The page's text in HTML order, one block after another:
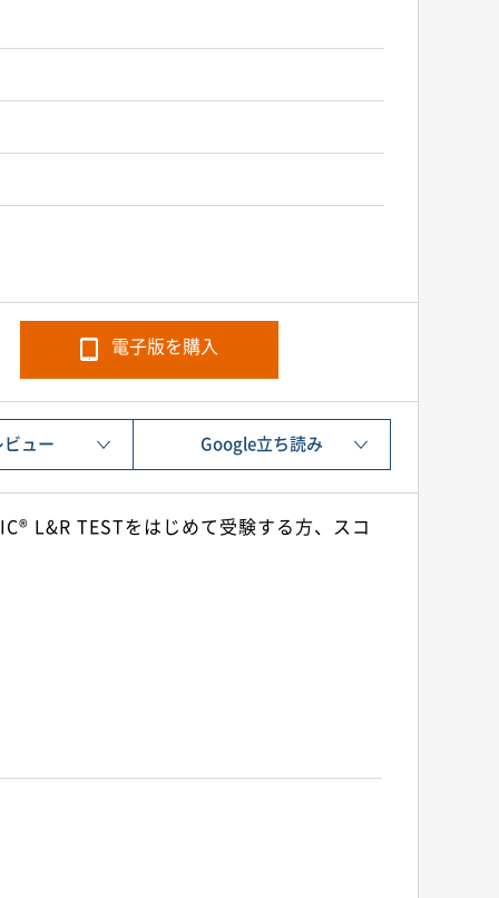
電子版を購入
ュー Google立ち読み
L&R TESTをはじめて受験する方、スコ